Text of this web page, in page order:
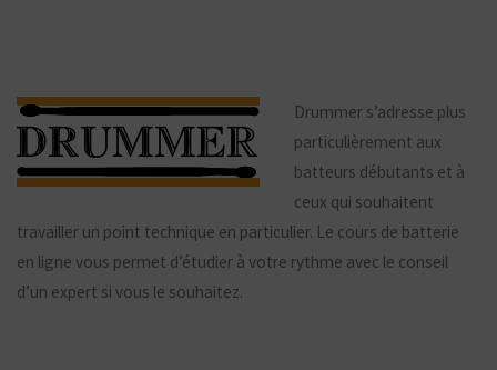
Drummer s’adresse plus
particulièrement aux
batteurs débutants et à
ceux qui souhaitent
travailler un point technique en particulier. Le cours de batterie
en ligne vous permet d’étudier à votre rythme avec le conseil
d’un expert si vous le souhaitez.